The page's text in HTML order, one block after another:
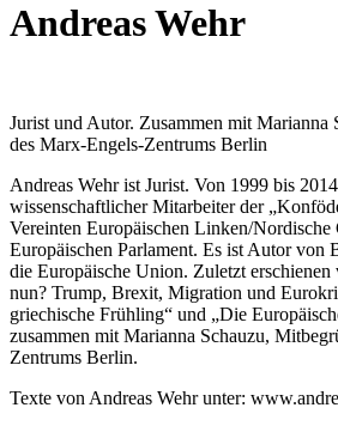
Andreas Wehr
Jurist und Autor. Zusammen mit Marianna
des Marx-Engels-Zentrums Berlin
Andreas Wehr ist Jurist. Von 1999 bis
wissenschaftlicher Mitarbeiter der
Vereinten Europäischen Linken/
Europäischen Parlament. Es ist Autor von
die Europäische Union. Zuletzt
nun? Trump, Brexit, Migration und
griechische Frühling“ und „Die
zusammen mit Marianna Schauzu,
Zentrums Berlin.
Texte von Andreas Wehr unter: